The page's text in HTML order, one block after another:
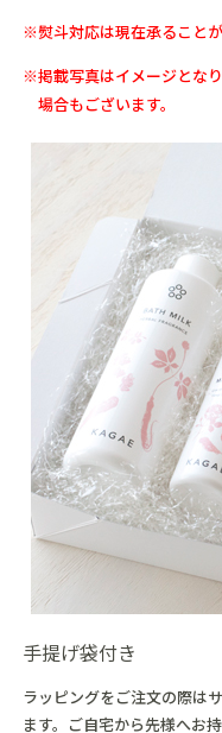
※熨斗対応は現在承ること
※掲載写真はイメージとな
場合もございます。
手提げ袋付き
ラッピングをご注文の際は
ます。ご自宅から先様へお
ブランドから選ぶ
ショッピングガイド